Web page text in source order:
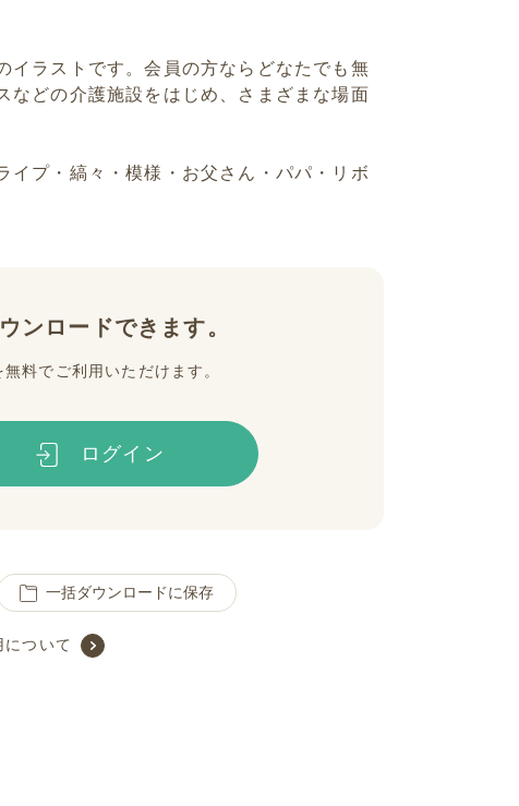
イラストです。会員の方ならどなたでも無
などの介護施設をはじめ、さまざまな場面
イプ・縞々・模様・お父さん・パパ・リボ
ンロードできます。
料でご利用いただけます。
ログイン
一括ダウンロードに保存
について